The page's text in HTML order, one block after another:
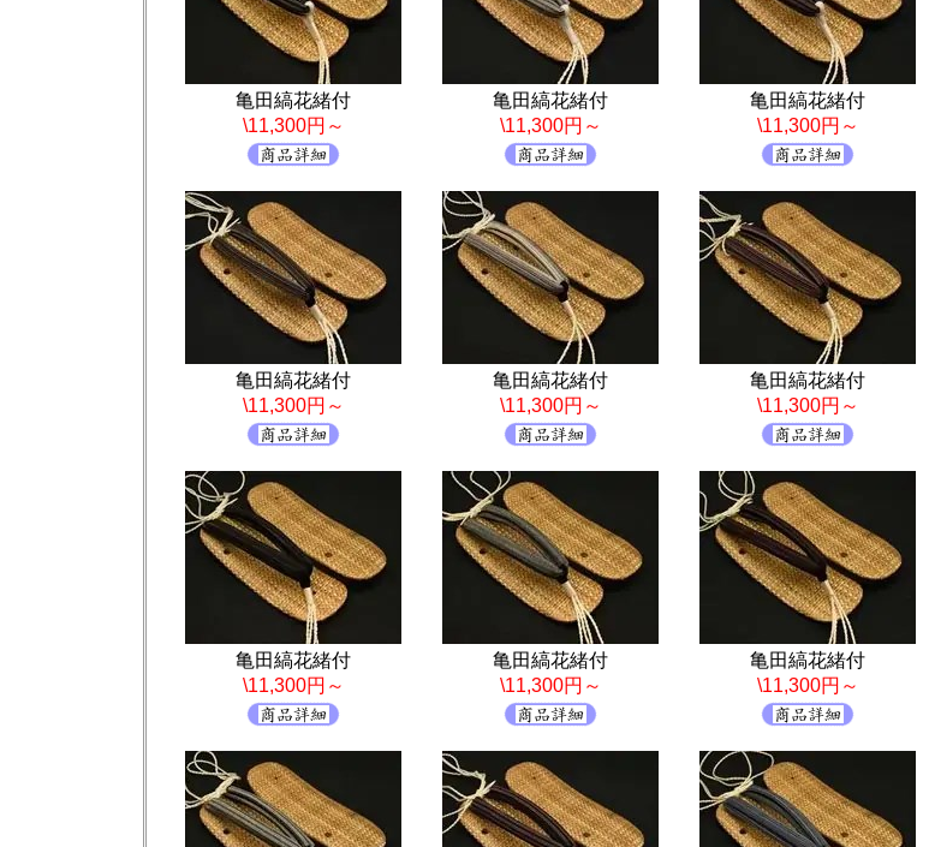
亀田縞花緒付
\11,300円～
亀田縞花緒付
\11,300円～
亀田縞花緒付
\11,300円～
亀田縞花緒付
\11,300円～
亀田縞花緒付
\11,300円～
亀田縞花緒付
\11,300円～
亀田縞花緒付
\11,300円～
亀田縞花緒付
\11,300円～
亀田縞花緒付
\11,300円～